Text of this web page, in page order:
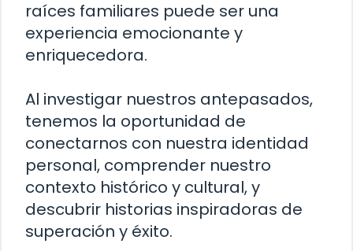
raíces familiares puede ser una
experiencia emocionante y
enriquecedora.
Al investigar nuestros antepasados,
tenemos la oportunidad de
conectarnos con nuestra identidad
personal, comprender nuestro
contexto histórico y cultural, y
descubrir historias inspiradoras de
superación y éxito.